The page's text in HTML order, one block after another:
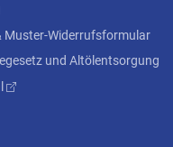
Muster-Widerrufsformular
und Altölentsorgung